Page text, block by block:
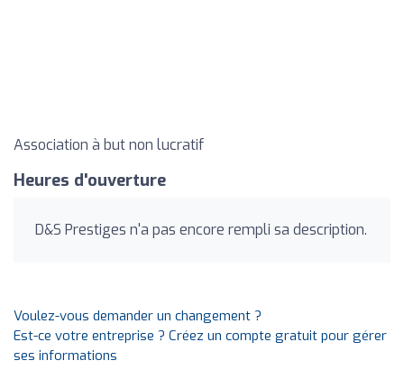
Association à but non lucratif
Heures d'ouverture
D&S Prestiges n'a pas encore rempli sa description.
Voulez-vous demander un changement ?
Est-ce votre entreprise ? Créez un compte gratuit pour gérer
ses informations